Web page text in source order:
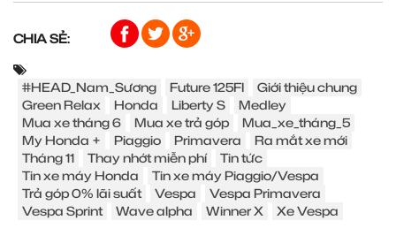
CHIA SẺ:
#HEAD_Nam_Sương Future 125FI
Giới thiệu chung
Green Relax
Honda Liberty S
Medley
Mua xe tháng 6
Mua xe trả góp
Mua_xe_tháng_5
My Honda +
Piaggio Primavera
Ra mắt xe mới
Tháng 11
Thay nhớt miễn phí
Tin tức
Tin xe máy Honda
Tin xe máy Piaggio/Vespa
Trả góp 0% lãi suất
Vespa
Vespa Primavera
Vespa Sprint
Wave alpha Winner X Xe Vespa